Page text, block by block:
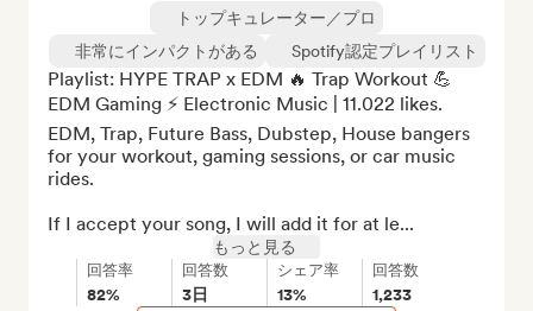
トップキュレーター／プロ
非常にインパクトがある
Spotify認定プレイリスト
Playlist: HYPE TRAP x EDM 🔥 Trap Workout 💪
EDM Gaming ⚡ Electronic Music | 11.022 likes.
EDM, Trap, Future Bass, Dubstep, House bangers
for your workout, gaming sessions, or car music
rides.
If I accept your song, I will add it for at le...
もっと見る
回答率
82%
回答数
3日
シェア率
13%
回答数
1,233